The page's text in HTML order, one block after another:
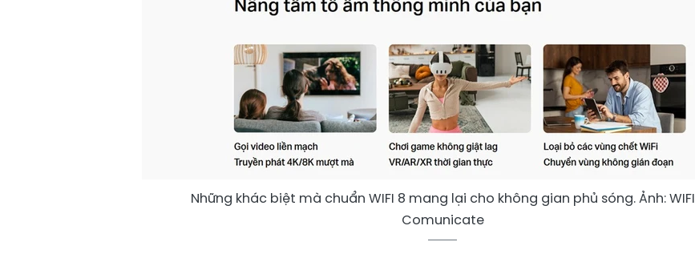
Những khác biệt mà chuẩn WIFI 8 mang lại cho không gian phủ sóng. Ảnh: WIFI
Comunicate